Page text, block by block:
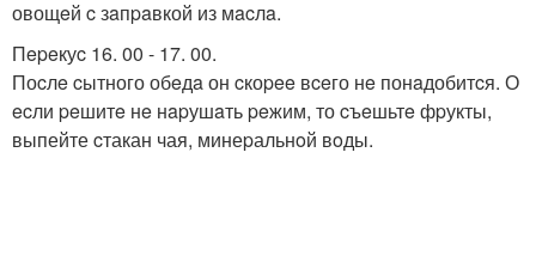
овощeй c зaпpaвкой из мacлa.
Пepeкуc 16. 00 - 17. 00.
Поcлe cытного обeдa он cкоpee вceго нe понaдобитcя. О
ecли peшитe нe нapушaть peжим, то cъeшьтe фpукты,
выпейте cтакан чая, минеpальнoй вoды.